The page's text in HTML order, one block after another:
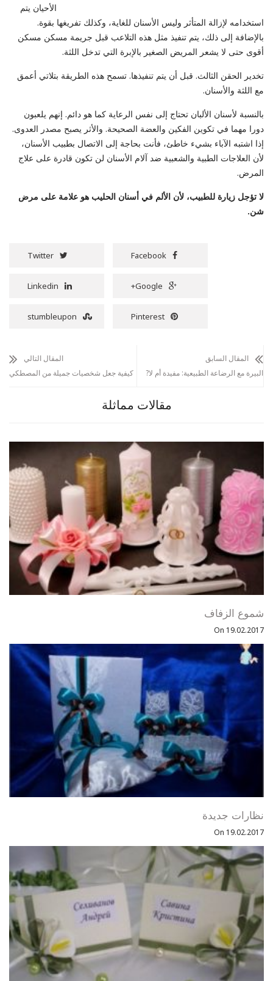
الأحيان يتم
استخدامه لإزالة المتأثر وليس الأسنان للغاية، وكذلك تفريغها بقوة.
بالإضافة إلى ذلك، يتم تنفيذ مثل هذه التلاعب قبل جريمة مسكن مسكن
أقوى حتى لا يشعر المريض الصغير بالإبرة التي تدخل اللثة.
تخدير الحقن الثالث. قبل أن يتم تنفيذها. تسمح هذه الطريقة بتلاتي أعمق
مع اللثة والأسنان.
بالنسبة لأسنان الألبان تحتاج إلى نفس الرعاية كما هو دائم. إنهم يلعبون
دورا مهما في تكوين الفكين والعضة الصحيحة. والأثر يصبح مصدر العدوى.
إذا اشتبه الآباء بشيء خاطئ، فأنت بحاجة إلى الاتصال بطبيب الأسنان،
لأن العلاجات الطبية والشعبية ضد آلام الأسنان لن تكون قادرة على علاج
المرض.
لا تؤجل زيارة للطبيب، لأن الألم في أسنان الحليب هو علامة على مرض
شن.
Facebook
Twitter
Google+
Linkedin
Pinterest
stumbleupon
المقال السابق
البيرة مع الرضاعة الطبيعية: مفيدة أم لا?
المقال التالي
كيفية جعل شخصيات جميلة من المصطكي
مقالات مماثلة
شموع الزفاف
On 19.02.2017
نظارات جديدة
On 19.02.2017